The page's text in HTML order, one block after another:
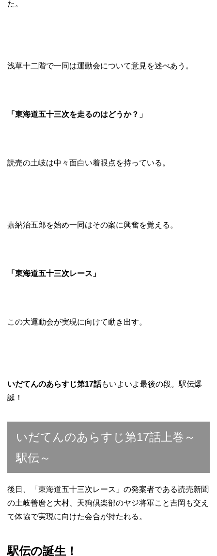
た。
浅草十二階で一同は運動会について意見を述べあう。
「東海道五十三次を走るのはどうか？」
読売の土岐は中々面白い着眼点を持っている。
嘉納治五郎を始め一同はその案に興奮を覚える。
「東海道五十三次レース」
この大運動会が実現に向けて動き出す。
いだてんのあらすじ第17話もいよいよ最後の段。駅伝爆
誕！
いだてんのあらすじ第17話上巻～
駅伝～
後日、「東海道五十三次レース」の発案者である読売新聞
の土岐善麿と大村、天狗倶楽部のヤジ将軍こと吉岡も交え
て体協で実現に向けた会合が持たれる。
駅伝の誕生！